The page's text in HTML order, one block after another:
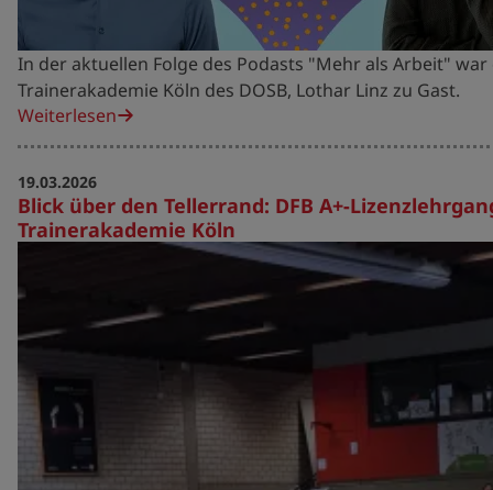
In der aktuellen Folge des Podasts "Mehr als Arbeit"
Trainerakademie Köln des DOSB, Lothar Linz zu Gast.
Weiterlesen
Blick über den Tellerrand: DFB A+-
Trainerakademie Köln
19.03.2026